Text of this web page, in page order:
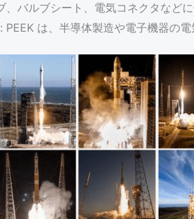
バルブシート、電気コネクタなど
は、半導体製造や電子機器の